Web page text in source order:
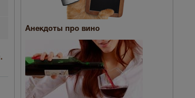
Анекдоты про вино